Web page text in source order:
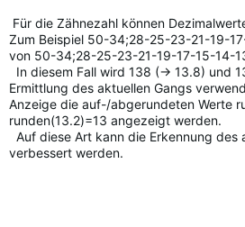
Für die Zähnezahl können
Zum Beispiel 50-34;28-25-23-21-19-
von 50-34;28-25-23-21-19-17-15-14-
In diesem Fall wird 138 (-> 13.8) und
Ermittlung des aktuellen Gangs
Anzeige die auf-/abgerundeten Werte
runden(13.2)=13 angezeigt werden.
Auf diese Art kann die Erkennung des
verbessert werden.